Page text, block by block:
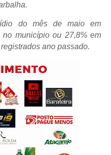
do mês de maio em
município ou 27,8% em
ano passado.